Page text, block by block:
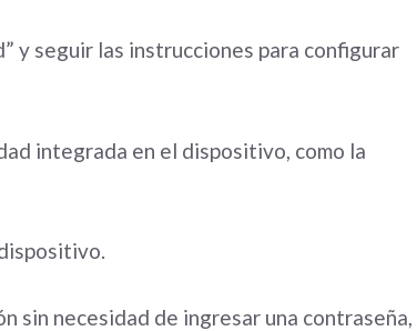
y seguir las instrucciones para configurar
integrada en el dispositivo, como la
sin necesidad de ingresar una contraseña,